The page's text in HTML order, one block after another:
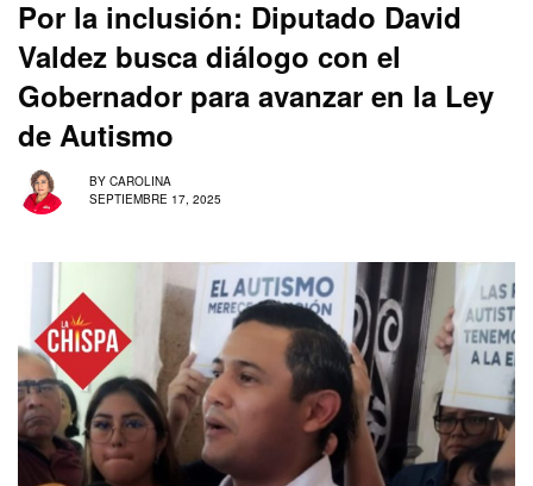
Por la inclusión: Diputado David
Valdez busca diálogo con el
Gobernador para avanzar en la Ley
de Autismo
BY CAROLINA
SEPTIEMBRE 17, 2025